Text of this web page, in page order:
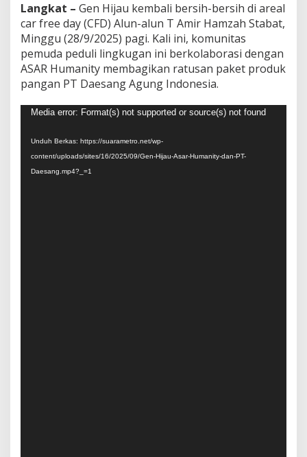
Langkat – Gen Hijau kembali bersih-bersih di areal
car free day (CFD) Alun-alun T Amir Hamzah Stabat,
Minggu (28/9/2025) pagi. Kali ini, komunitas
pemuda peduli lingkugan ini berkolaborasi dengan
ASAR Humanity membagikan ratusan paket produk
pangan PT Daesang Agung Indonesia.
Pemutar
Media error: Format(s) not supported or source(s) not found
Unduh Berkas: https://suarametro.net/wp-
content/uploads/sites/16/2025/09/Gen-Hijau-Asar-Humanity-dan-PT-
Daesang.mp4?_=1